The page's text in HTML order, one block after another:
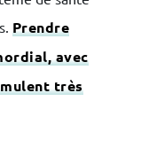
Prendre
avec
très